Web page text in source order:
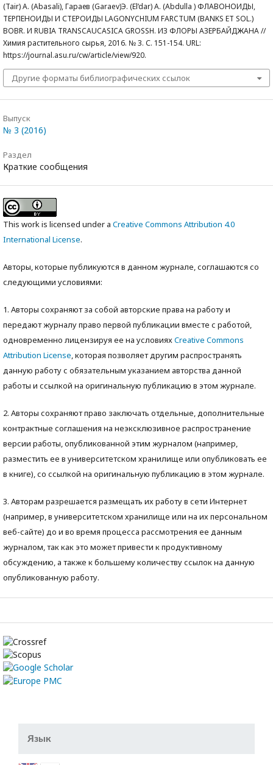
(Tair) А. (Abasali), Гараев (Garaev)Э. (El’dar) А. (Abdulla ) ФЛАВОНОИДЫ,
ТЕРПЕНОИДЫ И СТЕРОИДЫ LAGONYCHIUM FARCTUM (BANKS ET SOL.)
BOBR. И RUBIA TRANSCAUCASICA GROSSH. ИЗ ФЛОРЫ АЗЕРБАЙДЖАНА //
Химия растительного сырья, 2016. № 3. С. 151-154. URL:
https://journal.asu.ru/cw/article/view/920.
Другие форматы библиографических ссылок
Выпуск
№ 3 (2016)
Раздел
Краткие сообщения
This work is licensed under a Creative Commons Attribution 4.0
International License.
Авторы, которые публикуются в данном журнале, соглашаются со
следующими условиями:
1. Авторы сохраняют за собой авторские права на работу и
передают журналу право первой публикации вместе с работой,
одновременно лицензируя ее на условияхCreative Commons
Attribution License, которая позволяет другим распространять
данную работу с обязательным указанием авторства данной
работы и ссылкой на оригинальную публикацию в этом журнале.
2. Авторы сохраняют право заключать отдельные, дополнительные
контрактные соглашения на неэксклюзивное распространение
версии работы, опубликованной этим журналом (например,
разместить ее в университетском хранилище или опубликовать ее
в книге), со ссылкой на оригинальную публикацию в этом журнале.
3. Авторам разрешается размещать их работу в сети Интернет
(например, в университетском хранилище или на их персональном
веб-сайте) до и во время процесса рассмотрения ее данным
журналом, так как это может привести к продуктивному
обсуждению, а также к большему количеству ссылок на данную
опубликованную работу.
Язык